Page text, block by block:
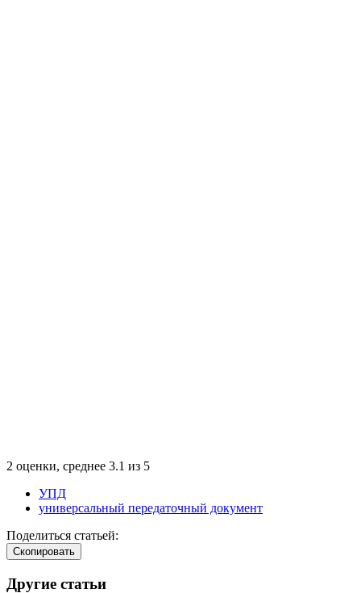
2 оценки, среднее 3.1 из 5
УПД
универсальный передаточный документ
Поделиться статьей:
Cкопировать
Другие статьи